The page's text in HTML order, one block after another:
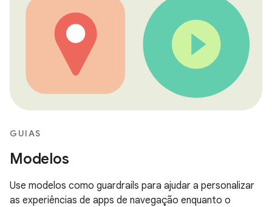
GUIAS
Modelos
Use modelos como guardrails para ajudar a personalizar
as experiências de apps de navegação enquanto o